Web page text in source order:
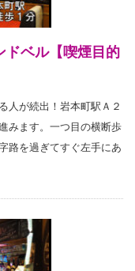
ドベル【喫煙目的
人が続出！岩本町駅Ａ２
みます。一つ目の横断歩
路を過ぎてすぐ左手にあ